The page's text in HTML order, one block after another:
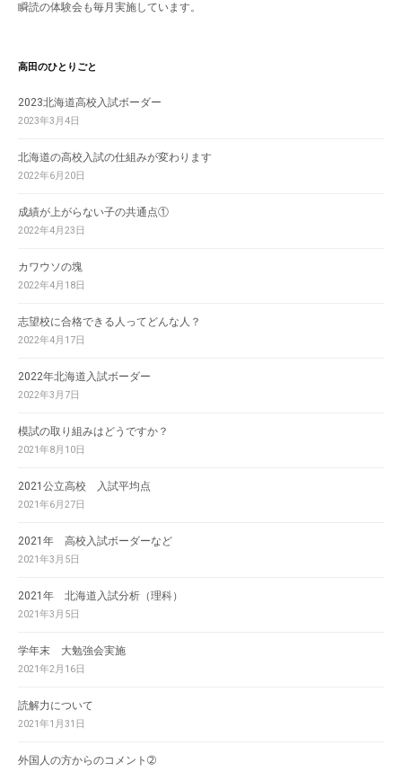
瞬読の体験会も毎月実施しています。
高田のひとりごと
2023北海道高校入試ボーダー
2023年3月4日
北海道の高校入試の仕組みが変わります
2022年6月20日
成績が上がらない子の共通点①
2022年4月23日
カワウソの塊
2022年4月18日
志望校に合格できる人ってどんな人？
2022年4月17日
2022年北海道入試ボーダー
2022年3月7日
模試の取り組みはどうですか？
2021年8月10日
2021公立高校 入試平均点
2021年6月27日
2021年 高校入試ボーダーなど
2021年3月5日
2021年 北海道入試分析（理科）
2021年3月5日
学年末 大勉強会実施
2021年2月16日
読解力について
2021年1月31日
外国人の方からのコメント➁